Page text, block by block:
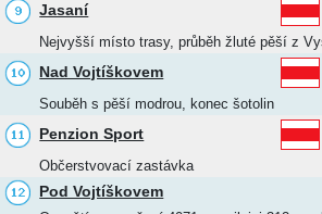
Jasaní
Nejvyšší místo trasy, průběh žluté pěší z
Nad Vojtíškovem
Souběh s pěší modrou, konec šotolin
Penzion Sport
Občerstvovací zastávka
Pod Vojtíškovem